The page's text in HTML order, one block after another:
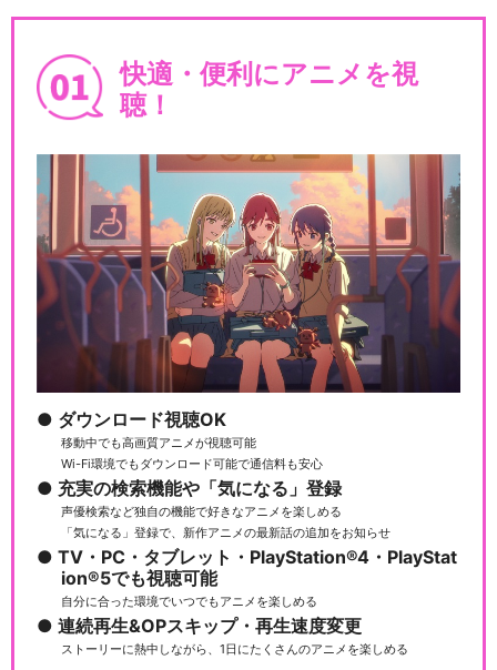
快適・便利にアニメを視
聴！
ダウンロード視聴OK
移動中でも高画質アニメが視聴可能
Wi-Fi環境でもダウンロード可能で通信料も安心
充実の検索機能や「気になる」登録
声優検索など独自の機能で好きなアニメを楽しめる
「気になる」登録で、新作アニメの最新話の追加をお知らせ
TV・PC・タブレット・PlayStation®4・PlayStat
ion®5でも視聴可能
自分に合った環境でいつでもアニメを楽しめる
連続再生&OPスキップ・再生速度変更
ストーリーに熱中しながら、1日にたくさんのアニメを楽しめる